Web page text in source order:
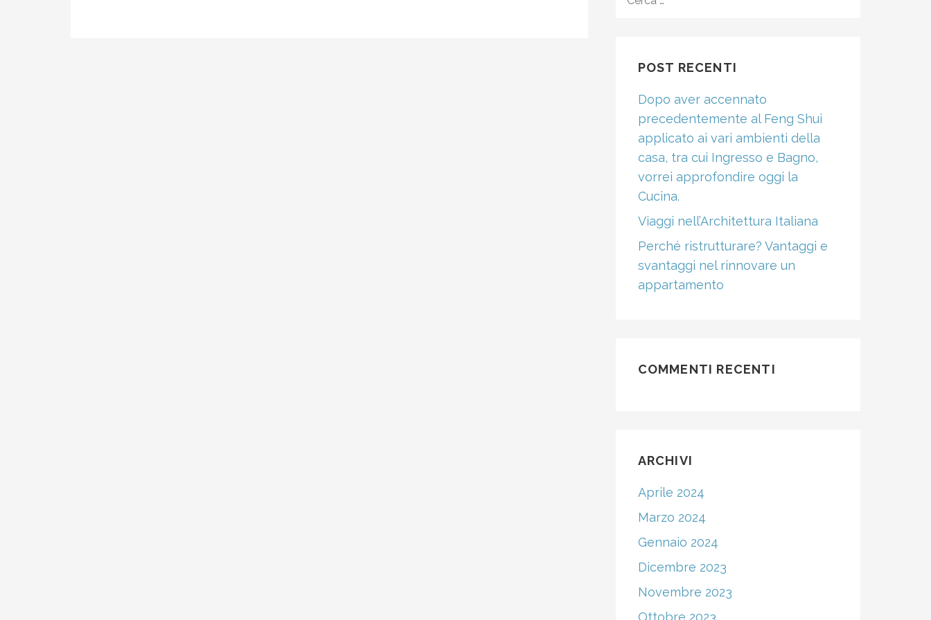
PER:
POST RECENTI
Dopo aver accennato
precedentemente al Feng Shui
applicato ai vari ambienti della
casa, tra cui Ingresso e Bagno,
vorrei approfondire oggi la
Cucina.
Viaggi nell’Architettura Italiana
Perché ristrutturare? Vantaggi e
svantaggi nel rinnovare un
appartamento
COMMENTI RECENTI
ARCHIVI
Aprile 2024
Marzo 2024
Gennaio 2024
Dicembre 2023
Novembre 2023